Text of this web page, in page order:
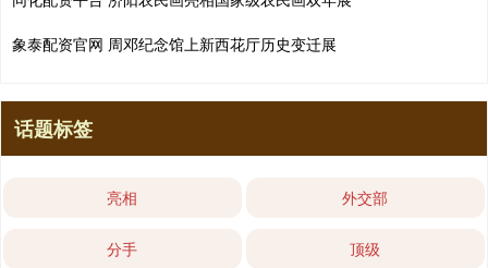
象泰配资官网 周邓纪念馆上新西花厅历史变迁展
话题标签
亮相 外交部
分手 顶级